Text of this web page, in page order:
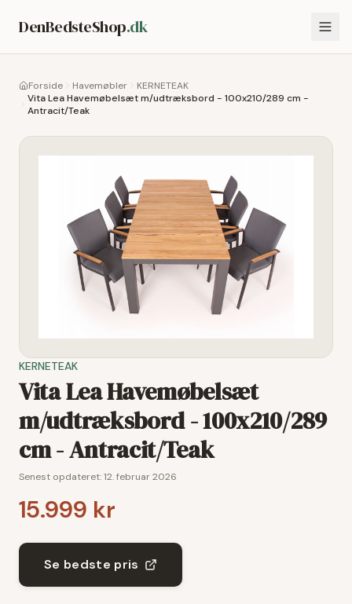
DenBedsteShop.dk
Forside Havemøbler
KERNETEAK
Vita Lea Havemøbelsæt m/udtræksbord - 100x210/289 cm -
Antracit/Teak
KERNETEAK
Vita Lea Havemøbelsæt
m/udtræksbord - 100x210/289
cm - Antracit/Teak
Senest opdateret:12. februar 2026
15.999 kr
Se bedste pris